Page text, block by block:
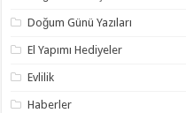
Doğum Günü Yazıları
El Yapımı Hediyeler
Evlilik
Haberler